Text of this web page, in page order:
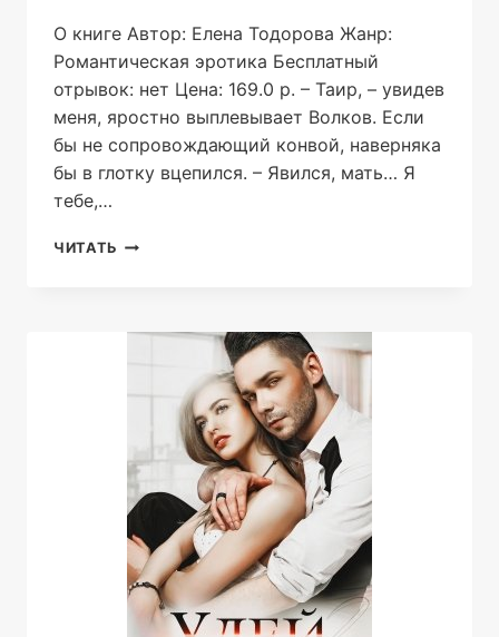
О книге Автор: Елена Тодорова Жанр:
Романтическая эротика Бесплатный
отрывок: нет Цена: 169.0 р. – Таир, – увидев
меня, яростно выплевывает Волков. Если
бы не сопровождающий конвой, наверняка
бы в глотку вцепился. – Явился, мать… Я
тебе,…
ЧИТАТЬ ОНА